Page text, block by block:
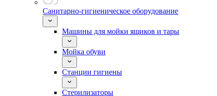
Санитарно-гигиеническое оборудование
Машины для мойки ящиков и тары
Мойка обуви
Станции гигиены
Стерилизаторы